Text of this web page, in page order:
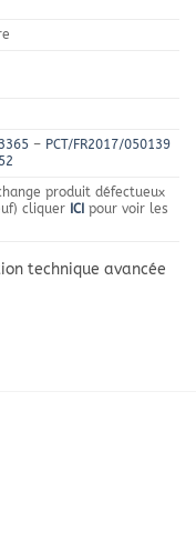
– PCT/FR2017/050139
produit défectueux
cliquer ICI pour voir les
technique avancée